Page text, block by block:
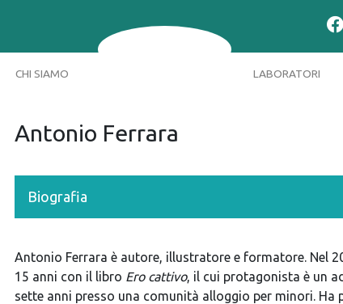
CHI SIAMO LABORATORI
Antonio Ferrara
Biografia
Antonio Ferrara è autore, illustratore e formatore. Nel
15 anni con il libro Ero cattivo, il cui protagonista è un
sette anni presso una comunità alloggio per minori.